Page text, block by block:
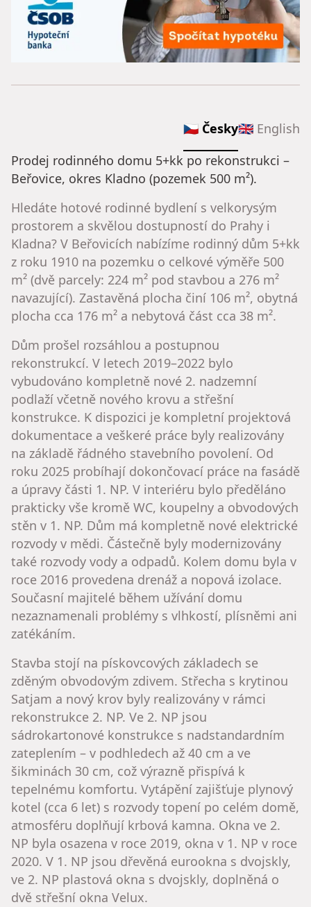
🇨🇿 Česky🇬🇧 English
Prodej rodinného domu 5+kk po rekonstrukci –
Beřovice, okres Kladno (pozemek 500 m²).
Hledáte hotové rodinné bydlení s velkorysým
prostorem a skvělou dostupností do Prahy i
Kladna? V Beřovicích nabízíme rodinný dům 5+kk
z roku 1910 na pozemku o celkové výměře 500
m² (dvě parcely: 224 m² pod stavbou a 276 m²
navazující). Zastavěná plocha činí 106 m², obytná
plocha cca 176 m² a nebytová část cca 38 m².
Dům prošel rozsáhlou a postupnou
rekonstrukcí. V letech 2019–2022 bylo
vybudováno kompletně nové 2. nadzemní
podlaží včetně nového krovu a střešní
konstrukce. K dispozici je kompletní projektová
dokumentace a veškeré práce byly realizovány
na základě řádného stavebního povolení. Od
roku 2025 probíhají dokončovací práce na fasádě
a úpravy části 1. NP. V interiéru bylo předěláno
prakticky vše kromě WC, koupelny a obvodových
stěn v 1. NP. Dům má kompletně nové elektrické
rozvody v mědi. Částečně byly modernizovány
také rozvody vody a odpadů. Kolem domu byla v
roce 2016 provedena drenáž a nopová izolace.
Současní majitelé během užívání domu
nezaznamenali problémy s vlhkostí, plísněmi ani
zatékáním.
Stavba stojí na pískovcových základech se
zděným obvodovým zdivem. Střecha s krytinou
Satjam a nový krov byly realizovány v rámci
rekonstrukce 2. NP. Ve 2. NP jsou
sádrokartonové konstrukce s nadstandardním
zateplením – v podhledech až 40 cm a ve
šikminách 30 cm, což výrazně přispívá k
tepelnému komfortu. Vytápění zajišťuje plynový
kotel (cca 6 let) s rozvody topení po celém domě,
atmosféru doplňují krbová kamna. Okna ve 2.
NP byla osazena v roce 2019, okna v 1. NP v roce
2020. V 1. NP jsou dřevěná eurookna s dvojskly,
ve 2. NP plastová okna s dvojskly, doplněná o
dvě střešní okna Velux.